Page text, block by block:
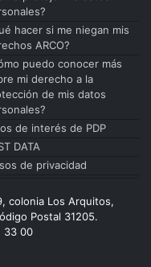
hacer si me niegan mis
ARCO?
puedo conocer más
mi derecho a la
de mis datos
de interés de PDP
DATA
de privacidad
colonia Los Arquitos,
Postal 31205.
33 00